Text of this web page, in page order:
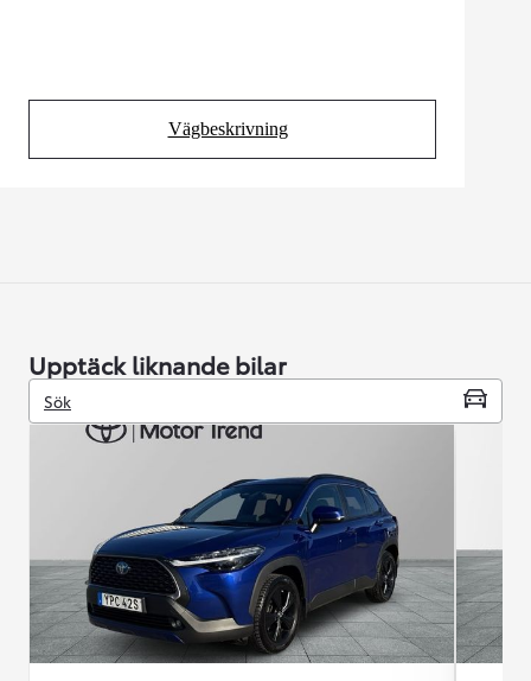
Vägbeskrivning
(Opens in new tab)
Upptäck liknande bilar
Sök